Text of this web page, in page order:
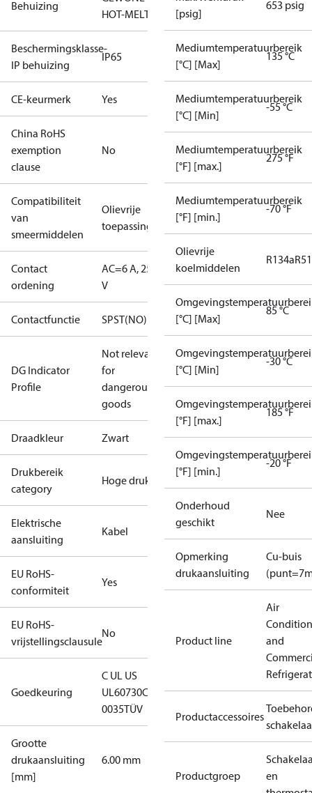
Behuizing
HOT-MELT
Beschermingsklasse-
IP behuizing
IP65
CE-keurmerk Yes
China RoHS
exemption
clause
No
Compatibiliteit
van
smeermiddelen
Olievrije
toepassingen
Contact
ordening
AC=6 A, 250
V
Contactfunctie SPST(NO)
DG Indicator
Profile
Not relevant
for
dangerous
goods
Draadkleur Zwart
Drukbereik
category
Hoge druk
Elektrische
aansluiting
Kabel
EU RoHS-
conformiteit
Yes
EU RoHS-
vrijstellingsclausule
No
Goedkeuring
C UL US
UL60730CE
0035TÜV
Grootte
drukaansluiting
[mm]
6.00 mm
[psig]
653 psig
Mediumtemperatuurbereik
[°C] [Max]
135 °C
Mediumtemperatuurbereik
[°C] [Min]
-55 °C
Mediumtemperatuurbereik
[°F] [max.]
275 °F
Mediumtemperatuurbereik
[°F] [min.]
-70 °F
Olievrije
koelmiddelen
R134a
[°C] [Max]
85 °C
[°C] [Min]
-30 °C
[°F] [max.]
185 °F
[°F] [min.]
-20 °F
Onderhoud
geschikt
Nee
Opmerking
drukaansluiting
Cu-buis
Product line
Air
and
Productaccessoires
Productgroep
en